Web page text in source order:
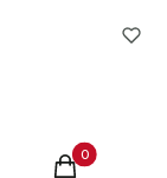
Produkty w
Koszyk